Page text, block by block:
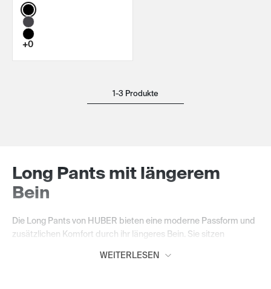
Color:
+0
1-3 Produkte
Long Pants mit längerem
Bein
Die Long Pants von HUBER bieten eine moderne Passform und
zusätzlichen Komfort durch ihr längeres Bein. Sie sitzen
Bewegungsfreiheit. So entstehen zeitlose Herrenunterwäsche-
WEITERLESEN